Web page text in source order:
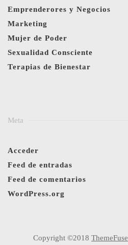
Emprenderores y Negocios
Marketing
Mujer de Poder
Sexualidad Consciente
Terapias de Bienestar
Meta
Acceder
Feed de entradas
Feed de comentarios
WordPress.org
Copyright ©2018 ThemeFuse